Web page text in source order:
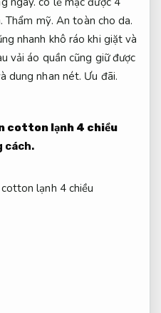
Thẩm mỹ. An toàn cho da.
nhanh khô ráo khi giặt và
vải áo quần cũng giữ được
dung nhan nét. Ưu đãi.
cotton lạnh 4 chiều
cách.